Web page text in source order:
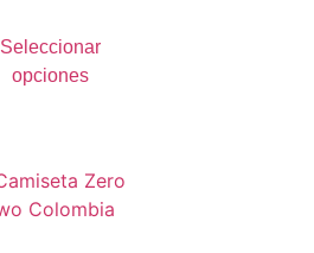
Seleccionar
opciones